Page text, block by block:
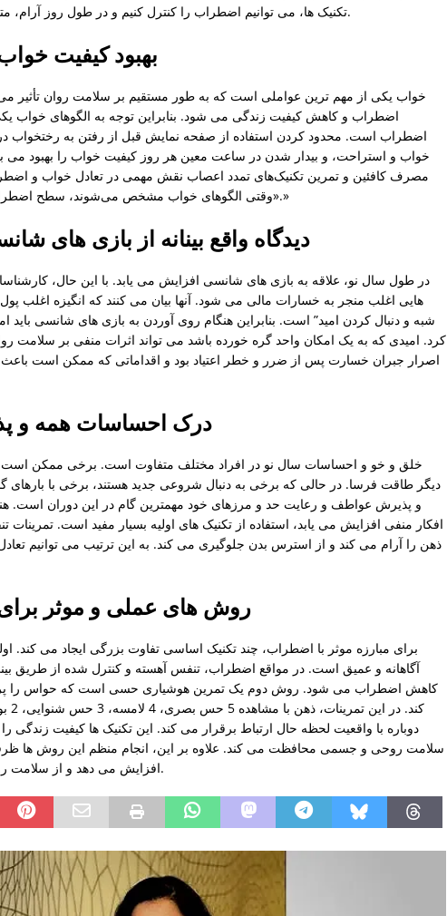
تکنیک ها، می توانیم اضطراب را کنترل کنیم و در طول روز آرام، متمرکز و انعطاف پذیر باقی بمانیم.
بهبود کیفیت
خواب یکی از مهم ترین عواملی است که به طور مستقیم بر سلامت روان تأثیر
اضطراب و کاهش کیفیت زندگی می شود. بنابراین توجه به الگوهای خواب
اضطراب است. محدود کردن استفاده از صفحه نمایش قبل از رفتن به رختخواب
خواب و استراحت، و بیدار شدن در ساعت معین هر روز کیفیت خواب را بهبود می
مصرف کافئین و تمرین تکنیک‌های تمدد اعصاب نقش مهمی در تعادل خواب و
«وقتی الگوهای خواب مشخص می‌شوند، سطح اضطراب به طور طبیعی کاهش می‌یابد.»
دیدگاه واقع بینانه از بازی های
در طول سال نو، علاقه به بازی های شانسی افزایش می یابد. با این حال،
هایی اغلب منجر به خسارات مالی می شود. آنها بیان می کنند که انگیزه اغلب
شبه و دنبال کردن امید” است. بنابراین هنگام روی آوردن به بازی های شانسی باید
کرد. امیدی که به یک امکان واحد گره خورده باشد می تواند اثرات منفی بر سلامت
اصرار جبران خسارت پس از ضرر و خطر اعتیاد بود و اقداماتی که ممکن است
درک احساسات همه و
خلق و خو و احساسات سال نو در افراد مختلف متفاوت است. برخی ممکن است
دیگر طاقت فرسا. در حالی که برخی به دنبال شروعی جدید هستند، برخی با بارهای
و پذیرش عواطف و رعایت حد و مرزهای خود مهمترین گام در این دوران است.
افکار منفی افزایش می یابد، استفاده از تکنیک های اولیه بسیار مفید است.
ذهن را آرام می کند و از استرس بدن جلوگیری می کند. به این ترتیب می توانیم
روش های عملی و موثر
برای مبارزه موثر با اضطراب، چند تکنیک اساسی تفاوت بزرگی ایجاد می کند.
آگاهانه و عمیق است. در مواقع اضطراب، تنفس آهسته و کنترل شده از طریق
کاهش اضطراب می شود. روش دوم یک تمرین هوشیاری حسی است که حواس را
دوباره با واقعیت لحظه حال ارتباط برقرار می کند. این تکنیک ها کیفیت زندگی
سلامت روحی و جسمی محافظت می کند. علاوه بر این، انجام منظم این روش ها
افزایش می دهد و از سلامت روان در دراز مدت حمایت می کند.